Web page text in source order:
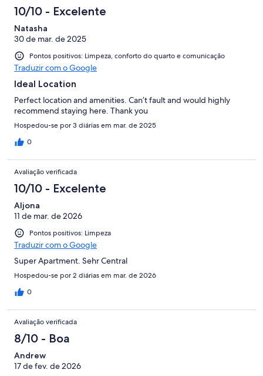
10/10 - Excelente
Natasha
30 de mar. de 2025
Pontos positivos: Limpeza, conforto do quarto e comunicação
Traduzir com o Google
Ideal Location
Perfect location and amenities. Can’t fault and would highly
recommend staying here. Thank you
Hospedou-se por 3 diárias em mar. de 2025
0
Avaliação verificada
10/10 - Excelente
Aljona
11 de mar. de 2026
Pontos positivos: Limpeza
Traduzir com o Google
Super Apartment. Sehr Central
Hospedou-se por 2 diárias em mar. de 2026
0
Avaliação verificada
8/10 - Boa
Andrew
17 de fev. de 2026